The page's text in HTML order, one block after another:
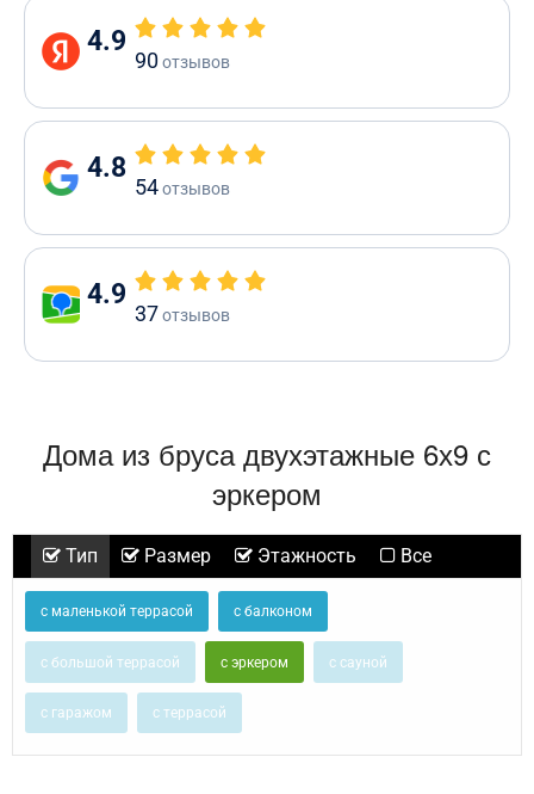
4.9
90отзывов
4.8
54отзывов
4.9
37отзывов
Дома из бруса двухэтажные 6х9 с
эркером
Тип Размер Этажность Все
с маленькой террасой с балконом
с большой террасой с эркером с сауной
с гаражом с террасой